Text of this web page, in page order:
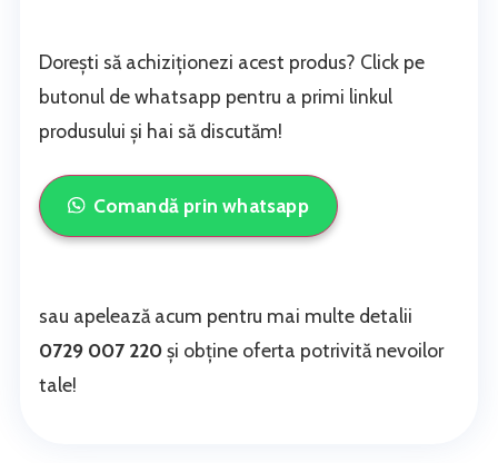
Dorești să achiziționezi acest produs? Click pe
butonul de whatsapp pentru a primi linkul
produsului și hai să discutăm!
Comandă prin whatsapp
sau apelează acum pentru mai multe detalii
0729 007 220și obține oferta potrivită nevoilor
tale!